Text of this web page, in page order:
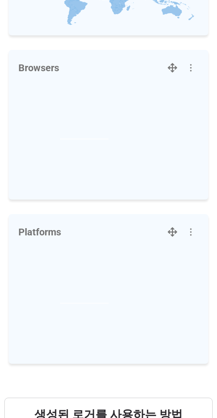
Browsers
Platforms
생성된 로거를 사용하는 방법